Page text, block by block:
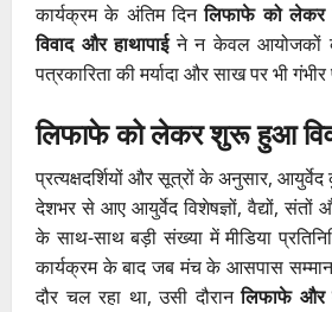
कार्यक्रम के अंतिम दिनलिफाफे को लेकर
विवाद और हाथापाईने न केवल आयोजकों
पत्रकारिता की मर्यादा और साख पर भी गंभीर
लिफाफे को लेकर शुरू हुआ
प्रत्यक्षदर्शियों और सूत्रों के अनुसार,
देशभर से आए आयुर्वेद विशेषज्ञों, वैद्यों, संतों
के साथ-साथ बड़ी संख्या में मीडिया
कार्यक्रम के बाद जब मंच के आसपास
दौर चल रहा था, उसी दौरानलिफाफे और